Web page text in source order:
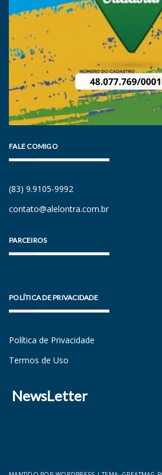
FALE COMIGO
(83) 9.9105-9992
contato@alelontra.com.br
PARCEIROS
POLÍTICA DE PRIVACIDADE
Política de Privacidade
Termos de Uso
NewsLetter